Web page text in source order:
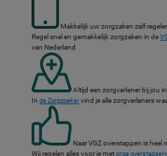
Makkelijk uw zorgzaken zelf
Regel snel en gemakkelijk zorgzaken in de
van Nederland
Altijd een zorgverlener bij jou
In de Zorgzoeker vind je alle zorgverleners
Naar VGZ overstappen is heel
Wij regelen alles voor je met onze